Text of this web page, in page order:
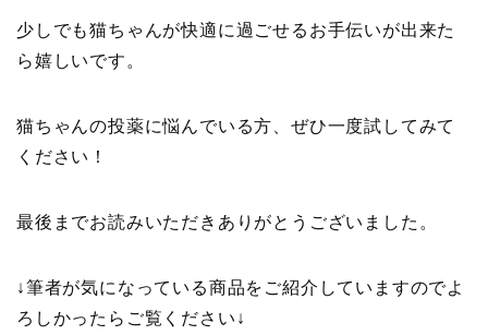
少しでも猫ちゃんが快適に過ごせるお手伝いが出来た
ら嬉しいです。
猫ちゃんの投薬に悩んでいる方、ぜひ一度試してみて
ください！
最後までお読みいただきありがとうございました。
↓筆者が気になっている商品をご紹介していますのでよ
ろしかったらご覧ください↓